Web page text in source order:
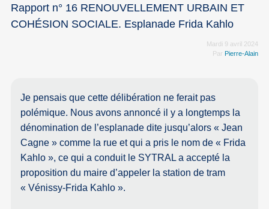
Rapport n° 16 RENOUVELLEMENT URBAIN ET
COHÉSION SOCIALE. Esplanade Frida Kahlo
Mardi 9 avril 2024
Par Pierre-Alain
Je pensais que cette délibération ne ferait pas
polémique. Nous avons annoncé il y a longtemps la
dénomination de l’esplanade dite jusqu’alors « Jean
Cagne » comme la rue et qui a pris le nom de « Frida
Kahlo », ce qui a conduit le SYTRAL a accepté la
proposition du maire d’appeler la station de tram
« Vénissy-Frida Kahlo ».